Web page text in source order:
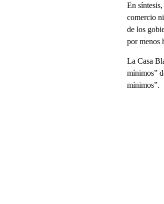
En
comercio
de los
por menos
La Casa
mínimos”
mínimos”.